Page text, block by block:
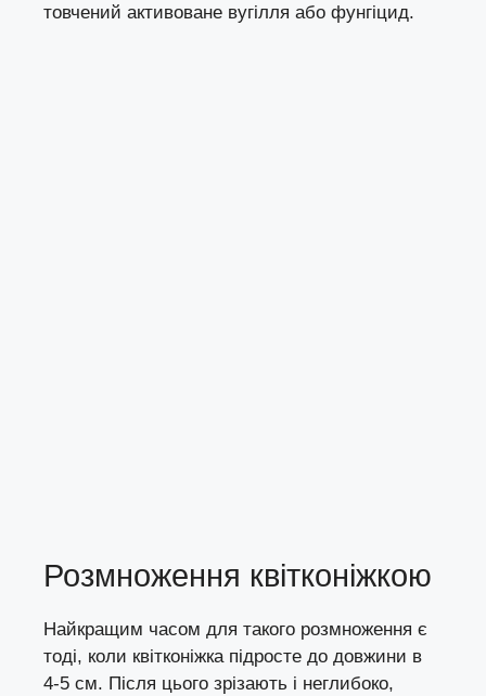
товчений активоване вугілля або фунгіцид.
Розмноження квітконіжкою
Найкращим часом для такого розмноження є
тоді, коли квітконіжка підросте до довжини в
4-5 см. Після цього зрізають і неглибоко,